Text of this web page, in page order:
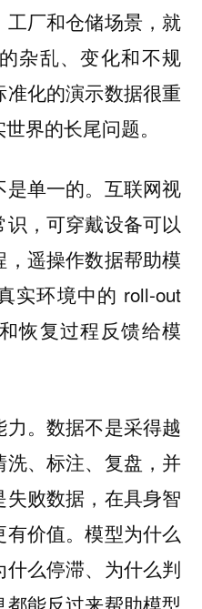
工厂和仓储场景，就
杂乱、变化和不规
化的演示数据很重
界的长尾问题。
单一的。互联网视
，可穿戴设备可以
遥操作数据帮助模
实环境中的 roll-out
恢复过程反馈给模
力。数据不是采得越
、标注、复盘，并
败数据，在具身智
价值。模型为什么
么停滞、为什么判
能反过来帮助模型